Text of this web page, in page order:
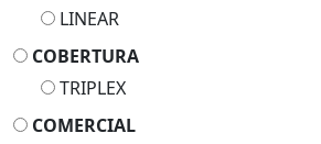
LINEAR
COBERTURA
TRIPLEX
COMERCIAL